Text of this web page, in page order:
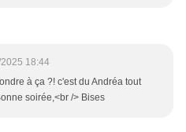
18:44
à ça ?! c'est du Andréa tout
soirée,<br /> Bises